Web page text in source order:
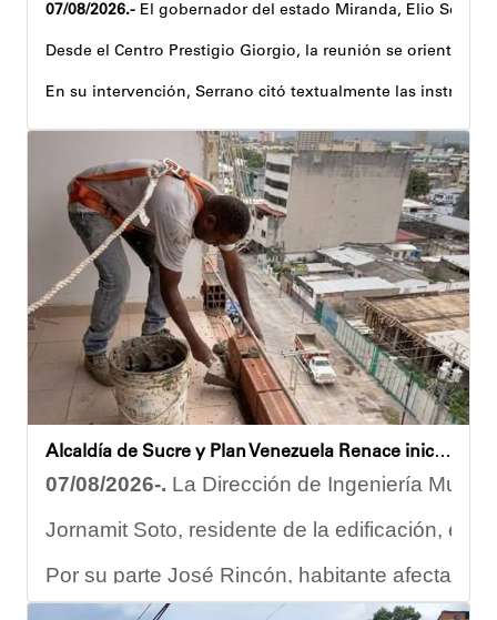
07/08/2026.- El gobernador del estado Miranda, Elio
Desde el Centro Prestigio Giorgio, la reunión se orientó al
En su intervención, Serrano citó textualmente las
Igualmente, explicó que el propósito central de este
Despliegue territorial
El encuentro contó con la participación del diputado
Como parte de los acuerdos orientados durante la
Joshua Piña
Alcaldía de Sucre y Plan Venezuela Renace iniciaron demolición de fachadas en Residencias Los Dos Caminos
07/08/2026-. La Dirección de Ingeniería
Jornamit Soto, residente de la edificación,
Por su parte José Rincón, habitante afectado